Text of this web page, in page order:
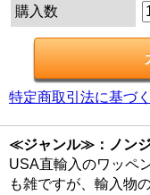
購入数
特定商取引法に基づ
≪ジャンル≫：ノン
USA直輸入のワッペ
も雑ですが、輸入物